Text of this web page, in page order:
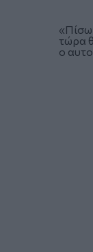
«Πίσω
τώρα
ο